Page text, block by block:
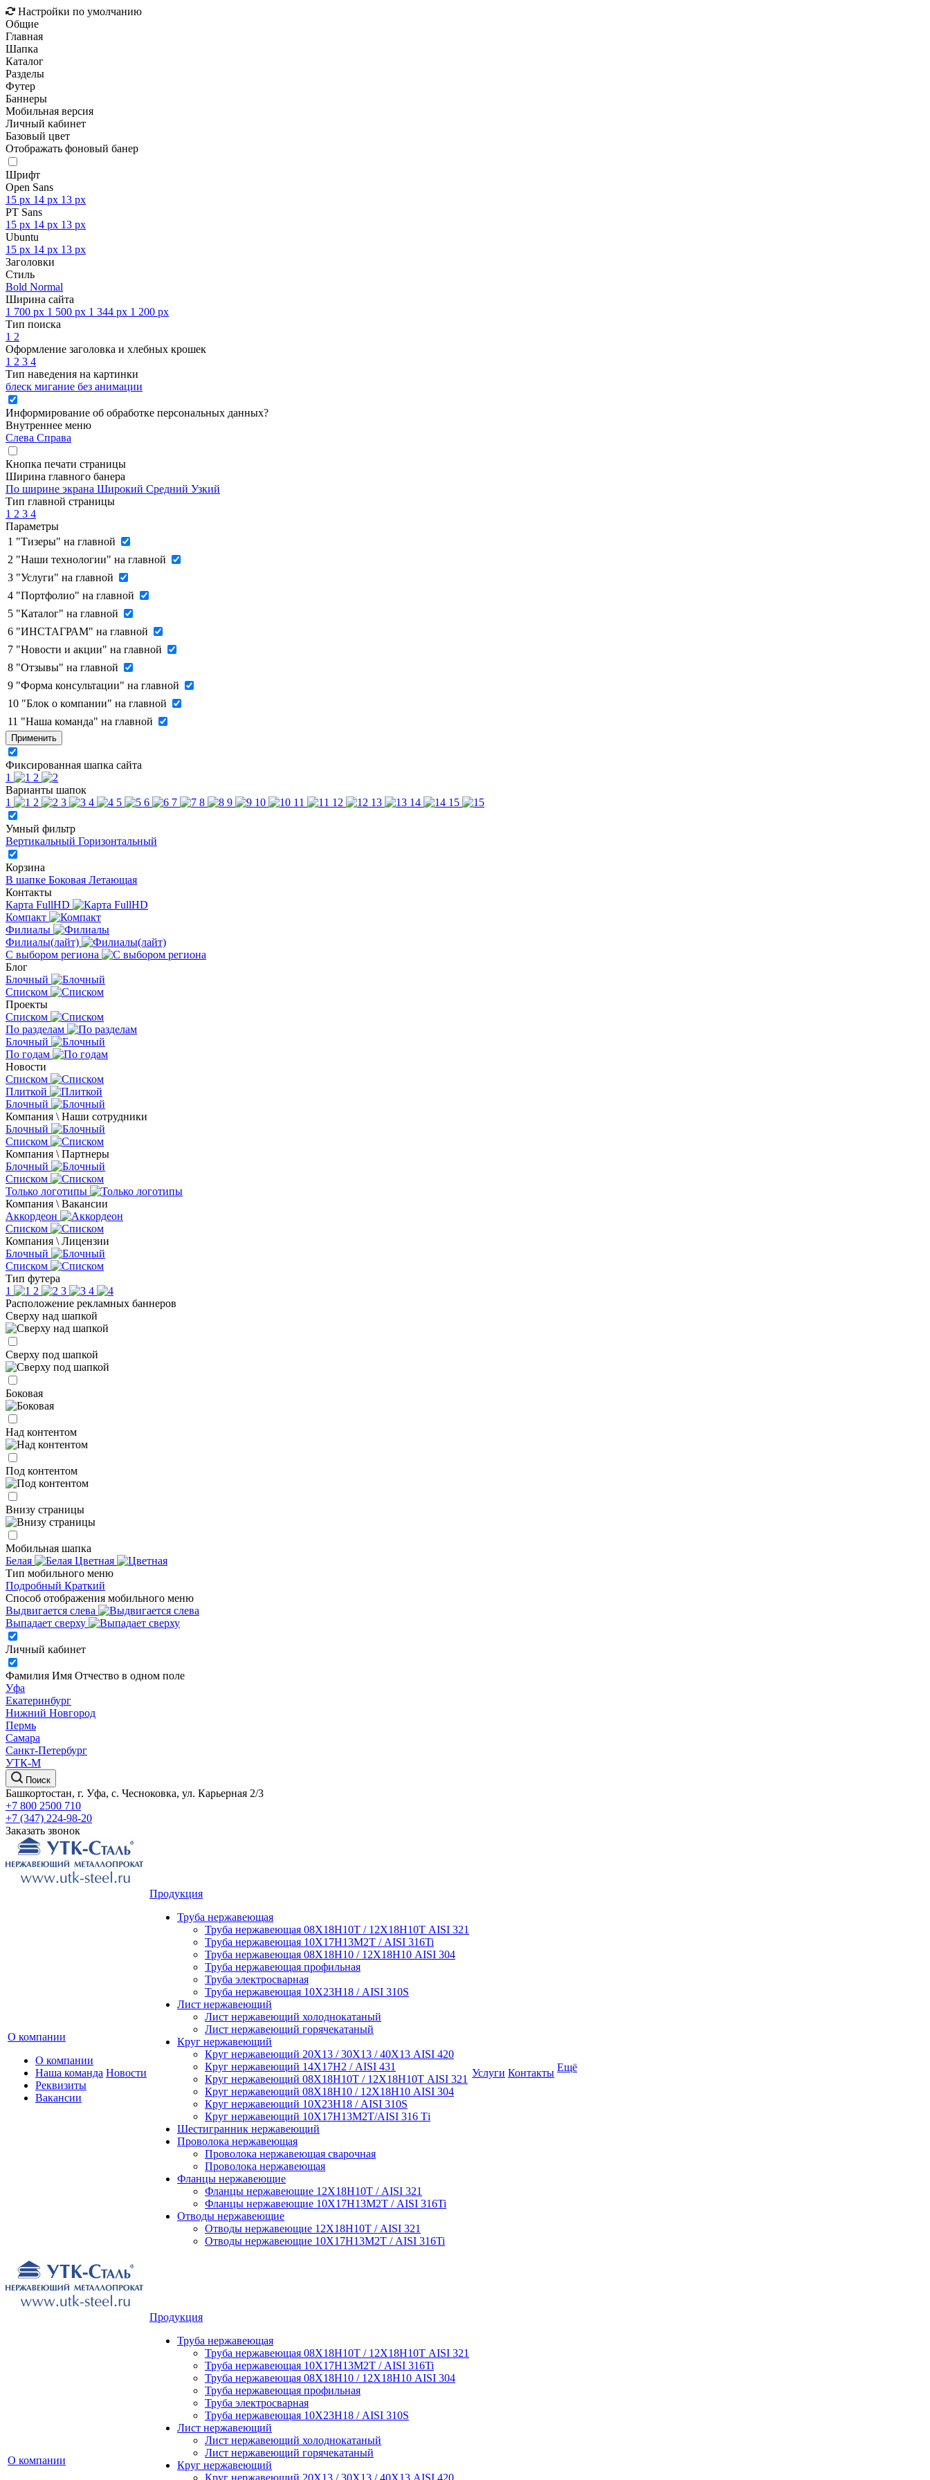
Настройки по умолчанию
Общие
Главная
Шапка
Каталог
Разделы
Футер
Баннеры
Мобильная версия
Личный кабинет
Базовый цвет
Отображать фоновый банер
Шрифт
Open Sans
15 px 14 px 13 px
PT Sans
15 px 14 px 13 px
Ubuntu
15 px 14 px 13 px
Заголовки
Стиль
Bold Normal
Ширина сайта
1 700 px 1 500 px 1 344 px 1 200 px
Тип поиска
1 2
Оформление заголовка и хлебных крошек
1 2 3 4
Тип наведения на картинки
блеск мигание без анимации
Информирование об обработке персональных данных?
Внутреннее меню
Слева Справа
Кнопка печати страницы
Ширина главного банера
По ширине экрана Широкий Средний Узкий
Тип главной страницы
1 2 3 4
Параметры
1 "Тизеры" на главной
2 "Наши технологии" на главной
3 "Услуги" на главной
4 "Портфолио" на главной
5 "Каталог" на главной
6 "ИНСТАГРАМ" на главной
7 "Новости и акции" на главной
8 "Отзывы" на главной
9 "Форма консультации" на главной
10 "Блок о компании" на главной
11 "Наша команда" на главной
Применить
Фиксированная шапка сайта
1
2
Варианты шапок
1
2 3 4 5 6 7 8 9 10 11 12 13 14 15
Умный фильтр
Вертикальный Горизонтальный
Корзина
В шапке Боковая Летающая
Контакты
Карта FullHD
Компакт
Филиалы
Филиалы(лайт)
С выбором региона
Блог
Блочный
Списком
Проекты
Списком
По разделам
Блочный
По годам
Новости
Списком
Плиткой
Блочный
Компания \ Наши сотрудники
Блочный
Списком
Компания \ Партнеры
Блочный
Списком
Только логотипы
Компания \ Вакансии
Аккордеон
Списком
Компания \ Лицензии
Блочный
Списком
Тип футера
1
2 3
4
Расположение рекламных баннеров
Сверху над шапкой
Сверху под шапкой
Боковая
Над контентом
Под контентом
Внизу страницы
Мобильная шапка
Белая
Цветная
Тип мобильного меню
Подробный Краткий
Способ отображения мобильного меню
Выдвигается слева
Выпадает сверху
Личный кабинет
Фамилия Имя Отчество в одном поле
Уфа
Екатеринбург
Нижний Новгород
Пермь
Самара
Санкт-Петербург
УТК-М
Поиск
Башкортостан, г. Уфа, с. Чесноковка, ул. Карьерная 2/3
+7 800 2500 710
+7 (347) 224-98-20
Заказать звонок
О компании
О компании
Наша команда
Реквизиты
Вакансии
Новости
Продукция
Труба нержавеющая
Труба нержавеющая 08Х18Н10Т / 12Х18Н10Т AISI 321
Труба нержавеющая 10Х17Н13М2Т / AISI 316Ti
Труба нержавеющая 08Х18Н10 / 12Х18Н10 AISI 304
Труба нержавеющая профильная
Труба электросварная
Труба нержавеющая 10Х23Н18 / AISI 310S
Лист нержавеющий
Лист нержавеющий холоднокатаный
Лист нержавеющий горячекатаный
Круг нержавеющий
Круг нержавеющий 20Х13 / 30Х13 / 40Х13 AISI 420
Круг нержавеющий 14Х17Н2 / AISI 431
Круг нержавеющий 08Х18Н10Т / 12Х18Н10Т AISI 321
Круг нержавеющий 08Х18Н10 / 12Х18Н10 AISI 304
Круг нержавеющий 10Х23Н18 / AISI 310S
Круг нержавеющий 10Х17Н13М2Т/AISI 316 Тi
Шестигранник нержавеющий
Проволока нержавеющая
Проволока нержавеющая сварочная
Проволока нержавеющая
Фланцы нержавеющие
Фланцы нержавеющие 12Х18Н10Т / AISI 321
Фланцы нержавеющие 10Х17Н13М2Т / AISI 316Ti
Отводы нержавеющие
Отводы нержавеющие 12Х18Н10Т / AISI 321
Отводы нержавеющие 10Х17Н13М2Т / AISI 316Ti
Услуги Контакты Ещё
О компании
Продукция
Труба нержавеющая
Труба нержавеющая 08Х18Н10Т / 12Х18Н10Т AISI 321
Труба нержавеющая 10Х17Н13М2Т / AISI 316Ti
Труба нержавеющая 08Х18Н10 / 12Х18Н10 AISI 304
Труба нержавеющая профильная
Труба электросварная
Труба нержавеющая 10Х23Н18 / AISI 310S
Лист нержавеющий
Лист нержавеющий холоднокатаный
Лист нержавеющий горячекатаный
Круг нержавеющий
Круг нержавеющий 20Х13 / 30Х13 / 40Х13 AISI 420